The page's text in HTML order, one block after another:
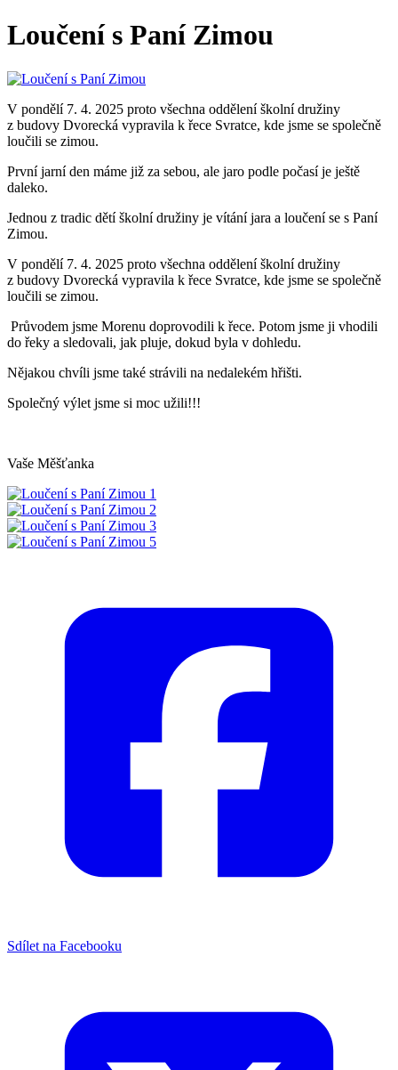
Loučení s Paní Zimou
V pondělí 7. 4. 2025 proto všechna oddělení školní družiny
z budovy Dvorecká vypravila k řece Svratce, kde jsme se společně
loučili se zimou.
První jarní den máme již za sebou, ale jaro podle počasí je ještě
daleko.
Jednou z tradic dětí školní družiny je vítání jara a loučení se s Paní
Zimou.
V pondělí 7. 4. 2025 proto všechna oddělení školní družiny
z budovy Dvorecká vypravila k řece Svratce, kde jsme se společně
loučili se zimou.
Průvodem jsme Morenu doprovodili k řece. Potom jsme ji vhodili
do řeky a sledovali, jak pluje, dokud byla v dohledu.
Nějakou chvíli jsme také strávili na nedalekém hřišti.
Společný výlet jsme si moc užili!!!
Vaše Měšťanka
Sdílet na Facebooku